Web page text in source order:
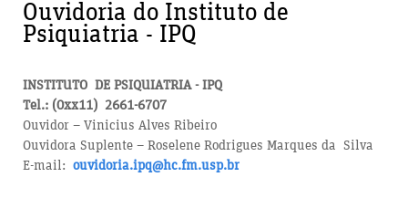
Ouvidoria do Instituto de
Psiquiatria - IPQ
INSTITUTO DE PSIQUIATRIA - IPQ
Tel.: (0xx11) 2661-6707
Ouvidor – Vinicius Alves Ribeiro
Ouvidora Suplente – Roselene Rodrigues Marques da Silva
E-mail: ouvidoria.ipq@hc.fm.usp.br